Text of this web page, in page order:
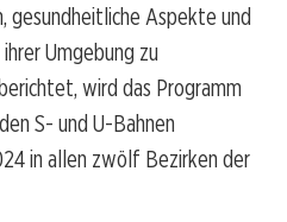
gesundheitliche Aspekte und
Umgebung zu
wird das Programm
S- und U-Bahnen
in allen zwölf Bezirken der